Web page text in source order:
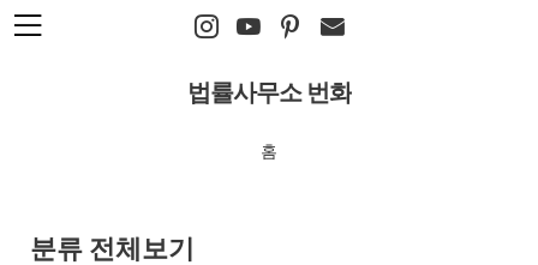
본문 바로가기
법률사무소 번화
홈
분류 전체보기